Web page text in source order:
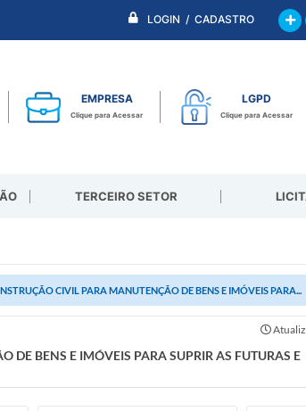
LOGIN / CADASTRO
EMPRESA
Clique para Acessar
LGPD
Clique para Acessar
TERCEIRO SETOR
CIVIL PARA MANUTENÇÃO DE BENS E IMÓVEIS PARA...
DE BENS E IMÓVEIS PARA SUPRIR AS FUTURAS E